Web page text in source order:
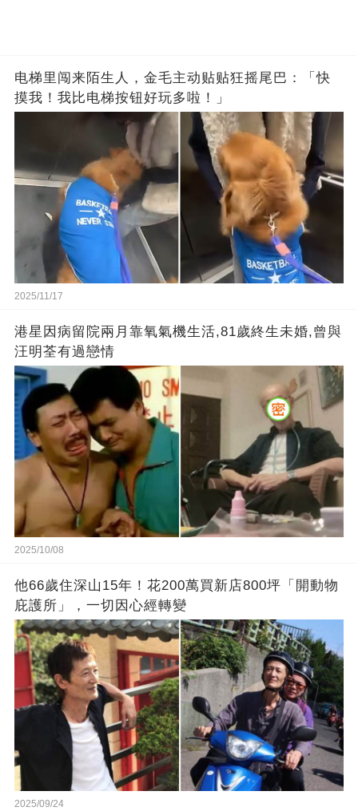
电梯里闯来陌生人，金毛主动贴贴狂摇尾巴：「快
摸我！我比电梯按钮好玩多啦！」
2025/11/17
港星因病留院兩月靠氧氣機生活,81歲終生未婚,曾與
汪明荃有過戀情
2025/10/08
他66歲住深山15年！花200萬買新店800坪「開動物
庇護所」，一切因心經轉變
2025/09/24